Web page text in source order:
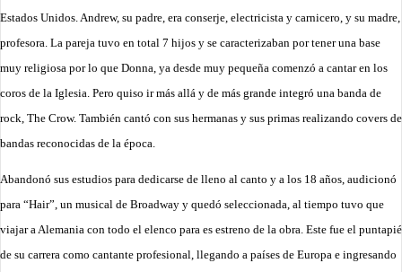
Estados Unidos. Andrew, su padre, era conserje, electricista y carnicero, y su madre,
profesora. La pareja tuvo en total 7 hijos y se caracterizaban por tener una base
muy religiosa por lo que Donna, ya desde muy pequeña comenzó a cantar en los
coros de la Iglesia. Pero quiso ir más allá y de más grande integró una banda de
rock, The Crow. También cantó con sus hermanas y sus primas realizando covers de
bandas reconocidas de la época.
Abandonó sus estudios para dedicarse de lleno al canto y a los 18 años, audicionó
para “Hair”, un musical de Broadway y quedó seleccionada, al tiempo tuvo que
viajar a Alemania con todo el elenco para es estreno de la obra. Este fue el puntapié
de su carrera como cantante profesional, llegando a países de Europa e ingresando